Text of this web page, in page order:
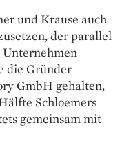
und Krause auch
der parallel
die Gründer
GmbH gehalten,
Schloemers
gemeinsam mit